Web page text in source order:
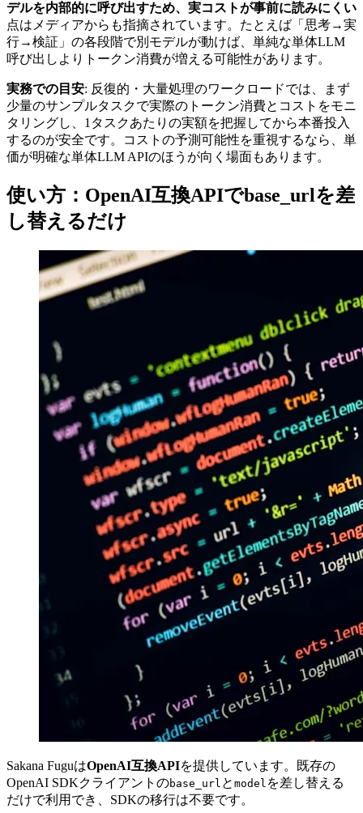
デルを内部的に呼び出すため、実コストが事前に読みにくい
点はメディアからも指摘されています。たとえば「思考→実
行→検証」の各段階で別モデルが動けば、単純な単体LLM
呼び出しよりトークン消費が増える可能性があります。
実務での目安: 反復的・大量処理のワークロードでは、まず
少量のサンプルタスクで実際のトークン消費とコストをモニ
タリングし、1タスクあたりの実額を把握してから本番投入
するのが安全です。コストの予測可能性を重視するなら、単
価が明確な単体LLM APIのほうが向く場面もあります。
使い方：OpenAI互換APIでbase_urlを差
し替えるだけ
Sakana FuguはOpenAI互換APIを提供しています。既存の
OpenAI SDKクライアントのbase_url と model を差し替える
だけで利用でき、SDKの移行は不要です。